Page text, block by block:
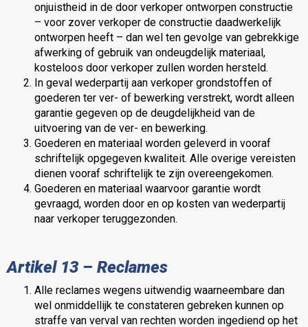
onjuistheid in de door verkoper ontworpen constructie
– voor zover verkoper de constructie daadwerkelijk
ontworpen heeft – dan wel ten gevolge van gebrekkige
afwerking of gebruik van ondeugdelijk materiaal,
kosteloos door verkoper zullen worden hersteld.
In geval wederpartij aan verkoper grondstoffen of
goederen ter ver- of bewerking verstrekt, wordt alleen
garantie gegeven op de deugdelijkheid van de
uitvoering van de ver- en bewerking.
Goederen en materiaal worden geleverd in vooraf
schriftelijk opgegeven kwaliteit. Alle overige vereisten
dienen vooraf schriftelijk te zijn overeengekomen.
Goederen en materiaal waarvoor garantie wordt
gevraagd, worden door en op kosten van wederpartij
naar verkoper teruggezonden.
Artikel 13 – Reclames
Alle reclames wegens uitwendig waarneembare dan
wel onmiddellijk te constateren gebreken kunnen op
straffe van verval van rechten worden ingediend op het